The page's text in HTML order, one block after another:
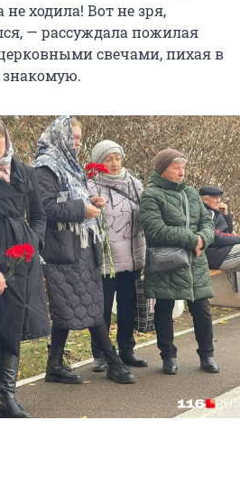
ходила! Вот не зря,
— рассуждала пожилая
свечами, пихая в